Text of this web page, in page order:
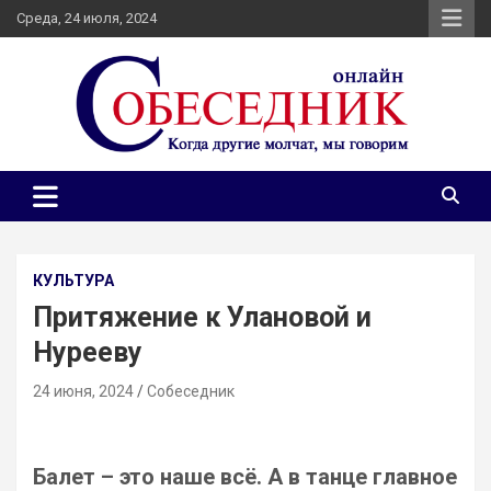
Skip
to
Среда, 24 июля, 2024
Собеседник онлайн
Собеседник. Журналистские расследования, специальные
репортажи и эксклюзивные интервью.
КУЛЬТУРА
Притяжение к Улановой и
Нурееву
24 июня, 2024 Собеседник
Балет – это наше всё. А в танце главное